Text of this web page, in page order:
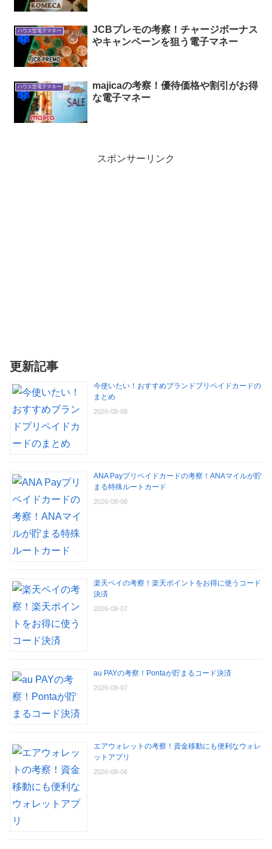
ハウス型電子マネー
JCBプレモの考察！チャージボーナス
やキャンペーンを狙う電子マネー
ハウス型電子マネー
majicaの考察！優待価格や割引がお得
な電子マネー
スポンサーリンク
更新記事
今使いたい！おすすめブランドプリペイドカードの
まとめ
2026-08-08
ANA Payプリペイドカードの考察！ANAマイルが貯
まる特殊ルートカード
2026-08-08
楽天ペイの考察！楽天ポイントをお得に使うコード
決済
2026-08-07
au PAYの考察！Pontaが貯まるコード決済
2026-08-07
エアウォレットの考察！資金移動にも便利なウォレ
ットアプリ
2026-08-06